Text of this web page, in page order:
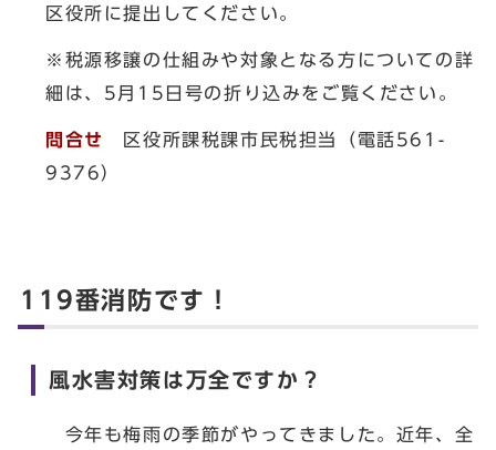
区役所に提出してください。
※税源移譲の仕組みや対象となる方についての詳
細は、5月15日号の折り込みをご覧ください。
問合せ
区役所課税課市民税担当（電話561-
9376）
119番消防です！
風水害対策は万全ですか？
今年も梅雨の季節がやってきました。近年、全